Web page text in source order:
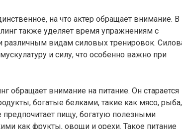
на что актер обращает внимание. В
также уделяет время упражнениям с
различным видам силовых тренировок.
и силу, что особенно важно при
обращает внимание на питание. Он старается
богатые белками, такие как мясо, рыба,
пищу, богатую полезными
как фрукты, овощи и орехи. Такое питание